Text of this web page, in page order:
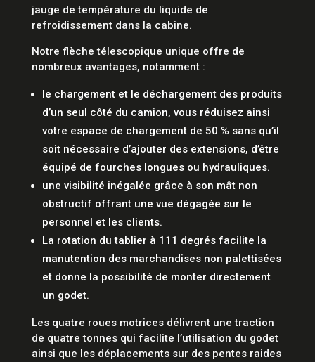
jauge de température du liquide de
refroidissement dans la cabine.
Notre flèche télescopique unique offre de
nombreux avantages, notamment :
le chargement et le déchargement des produits
d’un seul côté du camion, vous réduisez ainsi
votre espace de chargement de 50 % sans qu’il
soit nécessaire d’ajouter des extensions, d’être
équipé de fourches longues ou hydrauliques.
une visibilité inégalée grâce à son mât non
obstructif offrant une vue dégagée sur le
personnel et les clients.
La rotation du tablier à 111 degrés facilite la
manutention des marchandises non palettisées
et donne la possibilité de monter directement
un godet.
Les quatre roues motrices délivrent une traction
de quatre tonnes qui facilite l’utilisation du godet
ainsi que les déplacements sur des pentes raides